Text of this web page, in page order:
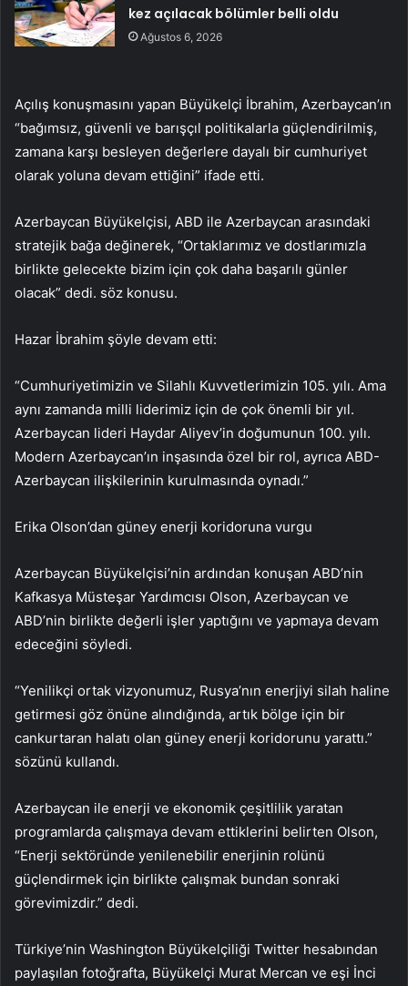
kez açılacak bölümler belli oldu
Ağustos 6, 2026
Açılış konuşmasını yapan Büyükelçi İbrahim, Azerbaycan’ın
“bağımsız, güvenli ve barışçıl politikalarla güçlendirilmiş,
zamana karşı besleyen değerlere dayalı bir cumhuriyet
olarak yoluna devam ettiğini” ifade etti.
Azerbaycan Büyükelçisi, ABD ile Azerbaycan arasındaki
stratejik bağa değinerek, “Ortaklarımız ve dostlarımızla
birlikte gelecekte bizim için çok daha başarılı günler
olacak” dedi. söz konusu.
Hazar İbrahim şöyle devam etti:
“Cumhuriyetimizin ve Silahlı Kuvvetlerimizin 105. yılı. Ama
aynı zamanda milli liderimiz için de çok önemli bir yıl.
Azerbaycan lideri Haydar Aliyev’in doğumunun 100. yılı.
Modern Azerbaycan’ın inşasında özel bir rol, ayrıca ABD-
Azerbaycan ilişkilerinin kurulmasında oynadı.”
Erika Olson’dan güney enerji koridoruna vurgu
Azerbaycan Büyükelçisi’nin ardından konuşan ABD’nin
Kafkasya Müsteşar Yardımcısı Olson, Azerbaycan ve
ABD’nin birlikte değerli işler yaptığını ve yapmaya devam
edeceğini söyledi.
“Yenilikçi ortak vizyonumuz, Rusya’nın enerjiyi silah haline
getirmesi göz önüne alındığında, artık bölge için bir
cankurtaran halatı olan güney enerji koridorunu yarattı.”
sözünü kullandı.
Azerbaycan ile enerji ve ekonomik çeşitlilik yaratan
programlarda çalışmaya devam ettiklerini belirten Olson,
“Enerji sektöründe yenilenebilir enerjinin rolünü
güçlendirmek için birlikte çalışmak bundan sonraki
görevimizdir.” dedi.
Türkiye’nin Washington Büyükelçiliği Twitter hesabından
paylaşılan fotoğrafta, Büyükelçi Murat Mercan ve eşi İnci